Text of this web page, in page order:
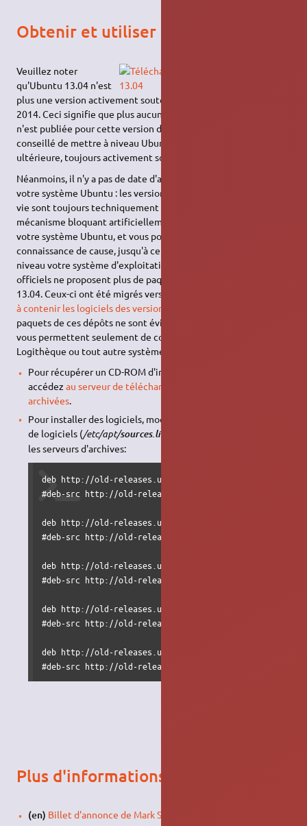
Obtenir et utiliser Ubuntu 13.04
Veuillez noter
qu'Ubuntu 13.04 n'est
plus une version activement soutenue depuis le 27 janvier
2014. Ceci signifie que plus aucune mise à jour de sécurité
n'est publiée pour cette version d'Ubuntu. Il est vivement
conseillé de mettre à niveau Ubuntu vers une version
ultérieure, toujours activement soutenue.
Néanmoins, il n'y a pas de date d'arrêt de fonctionnement à
votre système Ubuntu : les versions d'Ubuntu arrivées en fin de
vie sont toujours techniquement fonctionnelles. Il n'y a pas de
mécanisme bloquant artificiellement le fonctionnement de
votre système Ubuntu, et vous pouvez continuer à l'utiliser en
connaissance de cause, jusqu'à ce que vous décidiez à mettre à
niveau votre système d'exploitation. Notez que les dépôts
officiels ne proposent plus de paquets/logiciels pour Ubuntu
13.04. Ceux-ci ont été migrés vers
à contenir les logiciels des versions obsolètes d'Ubuntu
paquets de ces dépôts ne sont évidemment plus mis à jour; ils
vous permettent seulement de continuer à utiliser la
Logithèque ou tout autre système d'installation de logiciels.
Pour récupérer un CD-ROM d'installation d'Ubuntu 13.04,
accédez au serveur de téléchargement des versions
archivées.
Pour installer des logiciels, modifiez votre fichier de sources
de logiciels (/etc/apt/sources.list
les serveurs d'archives:
deb http://old-releases.ubuntu.com/ubuntu/ raring
#deb-src http://old-releases.ubuntu.com/ubuntu/
deb http://old-releases.ubuntu.com/ubuntu/ raring-
#deb-src http://old-releases.ubuntu.com/ubuntu/
deb http://old-releases.ubuntu.com/ubuntu/ raring-
#deb-src http://old-releases.ubuntu.com/ubuntu/
deb http://old-releases.ubuntu.com/ubuntu/ raring-
#deb-src http://old-releases.ubuntu.com/ubuntu/
deb http://old-releases.ubuntu.com/ubuntu/ raring-
#deb-src http://old-releases.ubuntu.com/ubuntu/
Plus d'informations
(en) Billet d'annonce de Mark Shuttleworth